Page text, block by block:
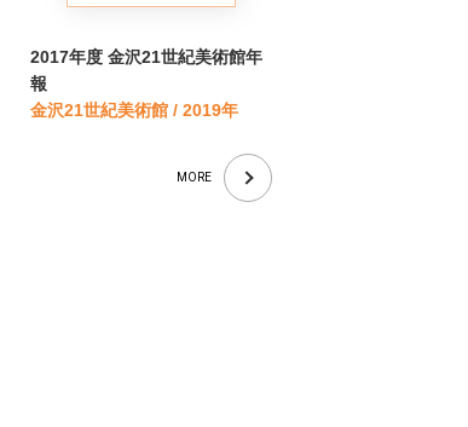
2017年度 金沢21世紀美術館年
報
金沢21世紀美術館 / 2019年
MORE